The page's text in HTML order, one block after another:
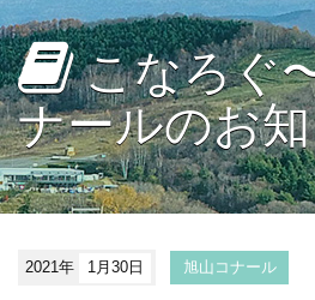
こなろぐ
ナールのお
2021年 1月30日 旭山コナール